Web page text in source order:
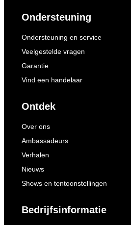
Ondersteuning
Ondersteuning en service
Veelgestelde vragen
Garantie
Vind een handelaar
Ontdek
Over ons
Ambassadeurs
Verhalen
Nieuws
Shows en tentoonstellingen
Bedrijfsinformatie